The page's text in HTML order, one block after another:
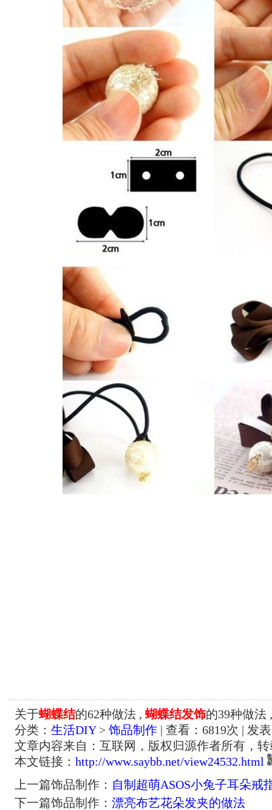
关于蝴蝶结的62种做法 , 蝴蝶结发饰的39种做法
分类： 生活DIY> 饰品制作| 查看： 6819次 | 发
文章内容来自：互联网，版权归源作者所有，
本文链接： http://www.saybb.net/view24532.html
上一篇饰品制作： 自制超萌ASOS小兔子耳朵戒
下一篇饰品制作： 漂亮布艺花朵发夹的做法